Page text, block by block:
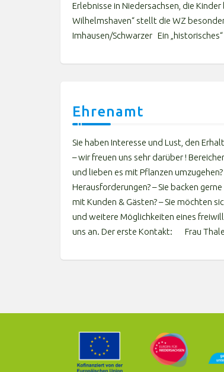
Erlebnisse in Niedersachsen, die
Wilhelmshaven“ stellt die WZ
Imhausen/Schwarzer Ein
Ehrenamt
Sie haben Interesse und Lust, den
– wir freuen uns sehr darüber !
und lieben es mit Pflanzen
Herausforderungen? – Sie backen
mit Kunden & Gästen? – Sie möchten
und weitere Möglichkeiten eines
uns an. Der erste Kontakt: Frau
Beiträge